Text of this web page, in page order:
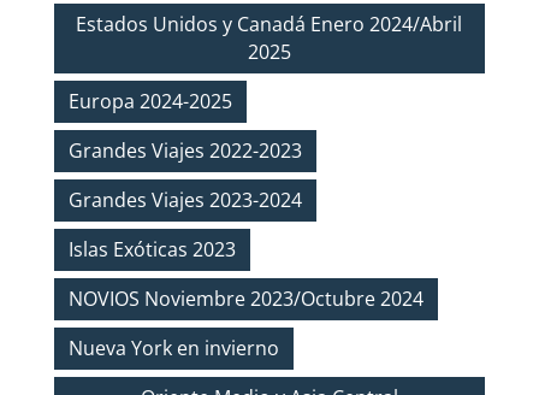
Estados Unidos y Canadá Enero 2024/Abril
2025
Europa 2024-2025
Grandes Viajes 2022-2023
Grandes Viajes 2023-2024
Islas Exóticas 2023
NOVIOS Noviembre 2023/Octubre 2024
Nueva York en invierno